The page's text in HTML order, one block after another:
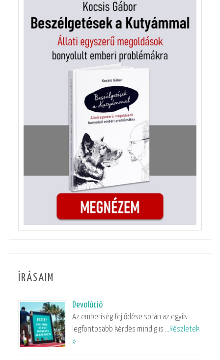
ÍRÁSAIM
Devolúció
Az emberiség fejlődése során az egyik
legfontosabb kérdés mindig is …Részletek
»